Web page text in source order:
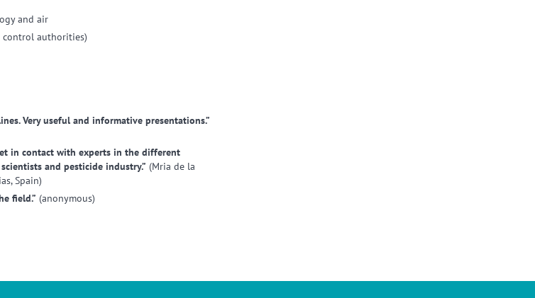
and air
authorities)
Very useful and informative presentations.”
in contact with experts in the different
and pesticide industry.” (Mria de la
Spain)
field.” (anonymous)